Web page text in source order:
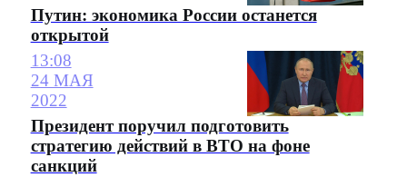
Путин: экономика России останется
открытой
13:08
24 МАЯ
2022
Президент поручил подготовить
стратегию действий в ВТО на фоне
санкций